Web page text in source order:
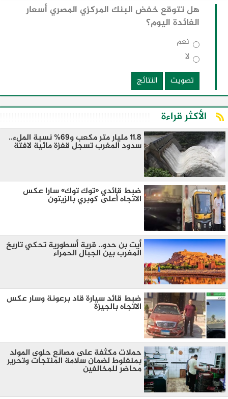
هل تتوقع خفض البنك المركزي المصري أسعار
الفائدة اليوم؟
نعم
لا
تصويت
النتائج
الأكثر قراءة
11.8 مليار متر مكعب و69% نسبة الملء..
سدود المغرب تسجل قفزة مائية لافتة
ضبط قائدي «توك توك» سارا عكس
الاتجاه أعلى كوبري بالزيتون
أيت بن حدو.. قرية أسطورية تحكي تاريخ
المغرب بين الجبال الحمراء
ضبط قائد سيارة قاد برعونة وسار عكس
الاتجاه بالجيزة
حملات مكثفة على مصانع حلوى المولد
بمنفلوط لضمان سلامة المنتجات وتحرير
محاضر للمخالفين